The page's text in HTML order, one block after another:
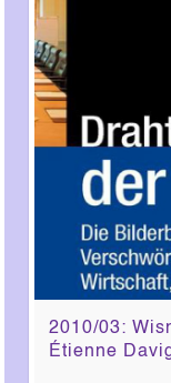
2010/03:
Étienne